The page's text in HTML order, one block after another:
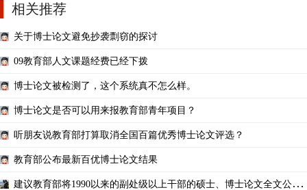
相关推荐
关于博士论文避免抄袭剽窃的探讨
09教育部人文课题经费已经下拨
博士论文被检测了，这个系统真不怎么样。
博士论文是否可以用来报教育部青年项目？
听朋友说教育部打算取消全国百篇优秀博士论文评选？
教育部公布最新百优博士论文结果
建议教育部将1990以来的副处级以上干部的硕士、博士论文全文公